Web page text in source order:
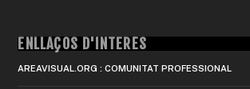
ENLLAÇOS D'INTERÈS
AREAVISUAL.ORG : COMUNITAT PROFESSIONAL